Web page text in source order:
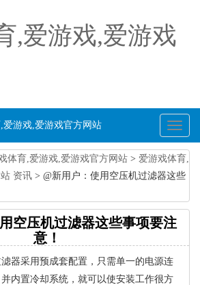
,爱游戏,爱游戏
Toggle
爱游戏,爱游戏官方网站
体育,爱游戏,爱游戏官方网站 > 爱游戏体育,
资讯 > @新用户：使用空压机过滤器这些
空压机过滤器这些事项要注
意！
器采用预成套配置，只需单一的电源连
内置冷却系统，就可以使安装工作很方